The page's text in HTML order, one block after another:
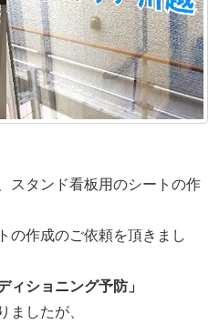
スタンド看板用のシートの作
の作成のご依頼を頂きまし
ィショニング予防」
したが、